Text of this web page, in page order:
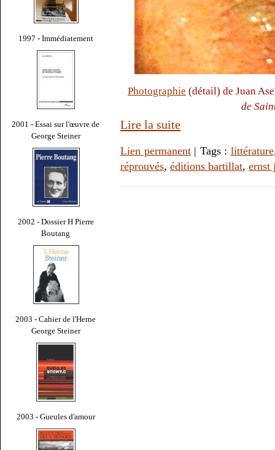
1997 - Immédiatement
2001 - Essai sur l'œuvre de
George Steiner
2002 - Dossier H Pierre
Boutang
2003 - Cahier de l'Herne
George Steiner
2003 - Gueules d'amour
Photographie (détail) de Juan
de
Lire la suite
Lien permanent| Tags : littérature
réprouvés, éditions bartillat, ernst